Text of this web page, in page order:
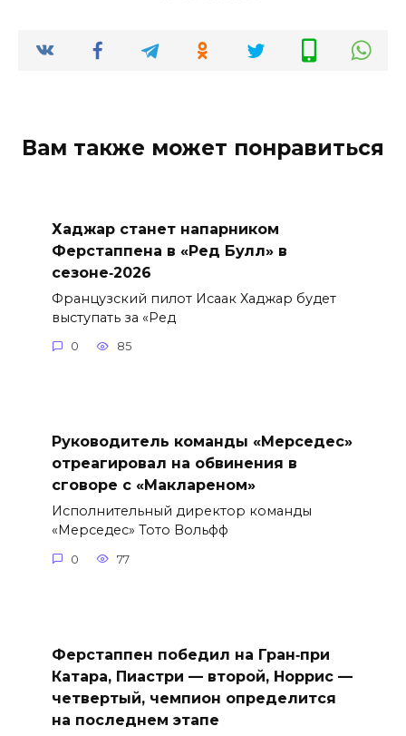
Вам также может понравиться
Хаджар станет напарником
Ферстаппена в «Ред Булл» в
сезоне‑2026
Французский пилот Исаак Хаджар будет
выступать за «Ред
0 85
Руководитель команды «Мерседес»
отреагировал на обвинения в
сговоре с «Маклареном»
Исполнительный директор команды
«Мерседес» Тото Вольфф
0 77
Ферстаппен победил на Гран‑при
Катара, Пиастри — второй, Норрис —
четвертый, чемпион определится
на последнем этапе